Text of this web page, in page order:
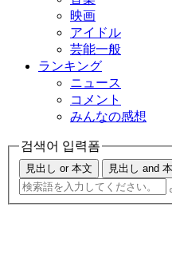
映画
アイドル
芸能一般
ランキング
ニュース
コメント
みんなの感想
검색어 입력폼
見出し or 本文 見出し and